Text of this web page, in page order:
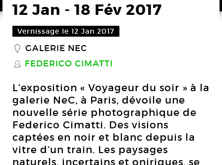
12 Jan - 18 Fév 2017
Vernissage le 12 Jan 2017
_ GALERIE NEC
S FEDERICO CIMATTI
L’exposition « Voyageur du soir » à la
galerie NeC, à Paris, dévoile une
nouvelle série photographique de
Federico Cimatti. Des visions
captées en noir et blanc depuis la
vitre d’un train. Les paysages
naturels, incertains et oniriques, se